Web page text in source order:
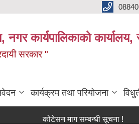
नगर कार्यपालिकाको
सरकार "
कार्यक्रम तथा परियोजना
कोटेसन माग सम्बन्धी सूचना ! कोटेसन